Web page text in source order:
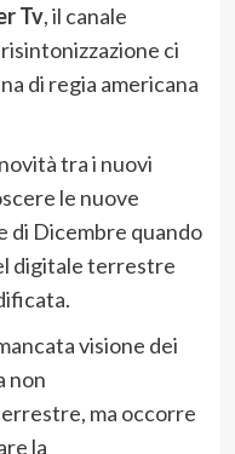
Tv, il canale
ci
di regia americana
tra i nuovi
le nuove
di Dicembre quando
digitale terrestre
visione dei
non
ma occorre
la